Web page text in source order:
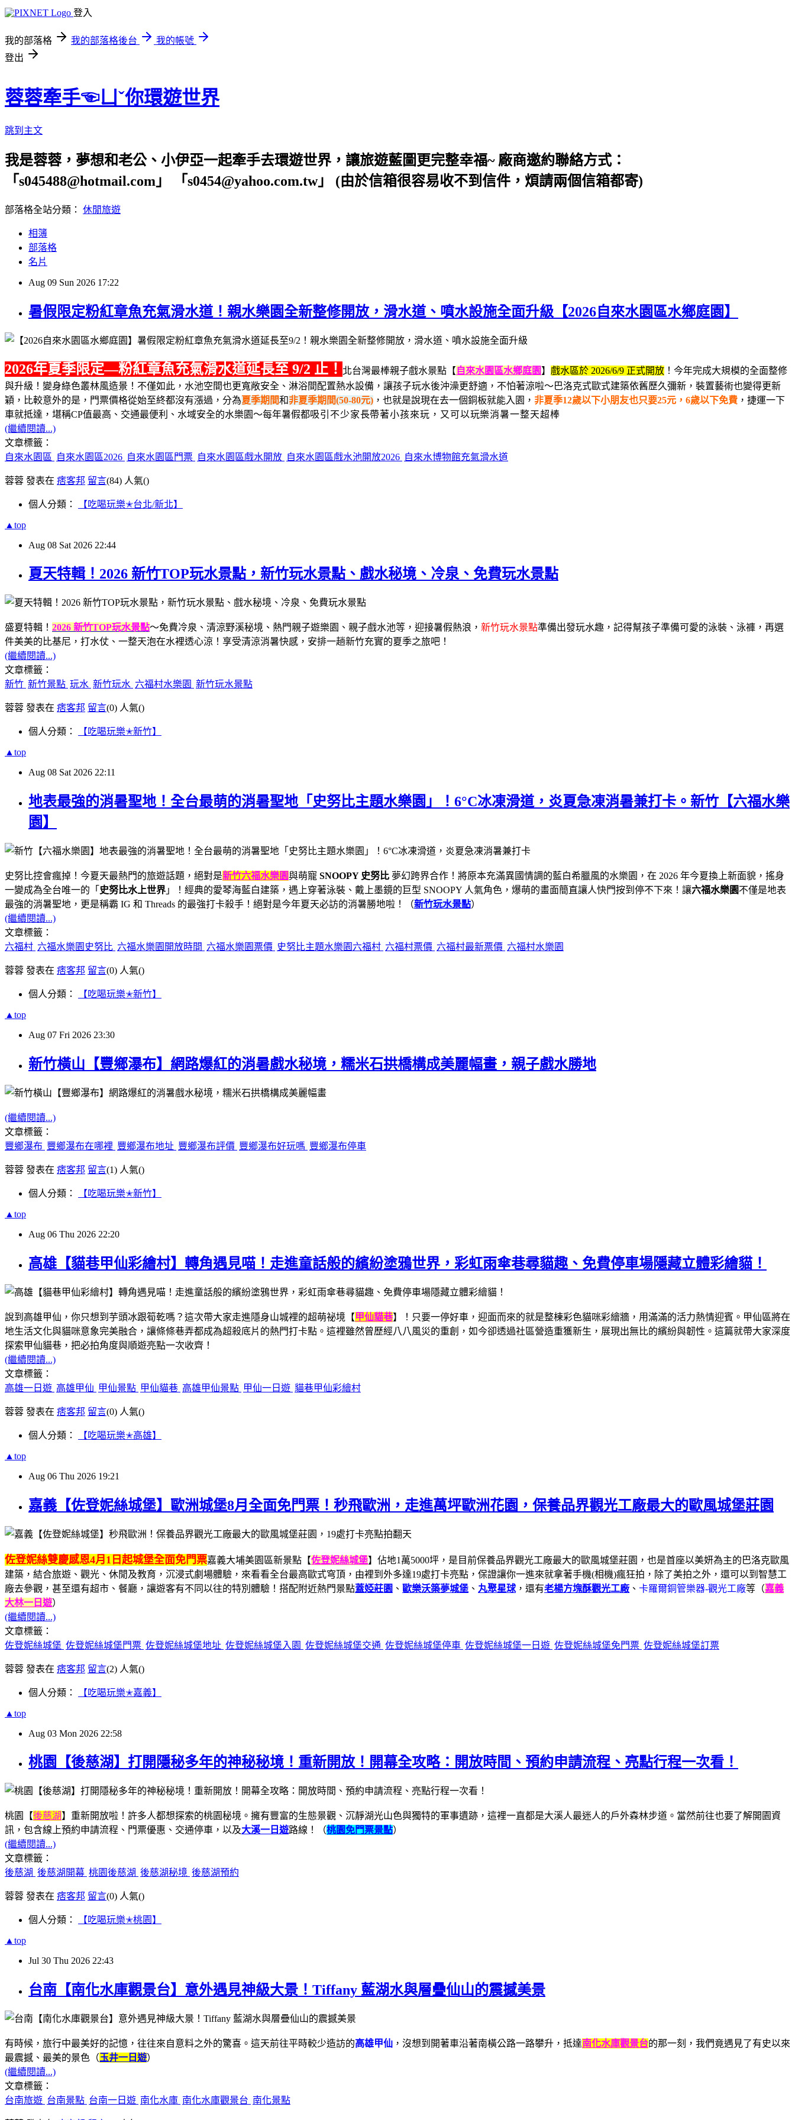
登入
我的部落格 我的部落格後台
我的帳號
登出
蓉蓉牽手☜ㄩˇ你環遊世界
跳到主文
我是蓉蓉，夢想和老公、小伊亞一起牽手去環遊世界，讓旅遊藍圖更完整幸福~ 廠商邀約聯絡方式：
「s045488@hotmail.com」 「s0454@yahoo.com.tw」 (由於信箱很容易收不到信件，煩請兩個信箱都寄)
部落格全站分類： 休閒旅遊
相簿
部落格
名片
Aug 09 Sun 2026 17:22
暑假限定粉紅章魚充氣滑水道！親水樂園全新整修開放，滑水道、噴水設施全面升級【2026自來水園區水鄉庭園】
2026年夏季限定—粉紅章魚充氣滑水道延長至 9/2 止！ 北台灣最棒親子戲水景點【 自來水園區水鄉庭園】 戲水區於 2026/6/9 正式開放 ！今年完成大規模的全面整修
與升級！變身綠色叢林風造景！不僅如此，水池空間也更寬敞安全、淋浴間配置熱水設備，讓孩子玩水後沖澡更舒適，不怕著涼啦～巴洛克式歐式建築依舊歷久彌新，裝置藝術也變得更新
穎，比較意外的是，門票價格從始至終都沒有漲過，分為夏季期間和非夏季期間(50-80元) ，也就是說現在去一個銅板就能入園， 非夏季12歲以下小朋友也只要25元，6歲以下免費 ，捷運一下
車就抵達，堪稱CP值最高、交通最便利、水域安全的水樂園～每年暑假都吸引不少家長帶著小孩來玩， 又可以玩樂消暑一整天超棒
(繼續閱讀...)
文章標籤：
自來水園區
自來水園區2026 自來水園區門票 自來水園區戲水開放 自來水園區戲水池開放2026 自來水博物館充氣滑水道
蓉蓉 發表在 痞客邦 留言(84) 人氣()
個人分類： 【吃喝玩樂✭台北/新北】
▲top
Aug 08 Sat 2026 22:44
夏天特輯！2026 新竹TOP玩水景點，新竹玩水景點、戲水秘境、冷泉、免費玩水景點
盛夏特輯！ 2026 新竹TOP玩水景點～免費冷泉 、清涼野溪秘境、熱門親子遊樂園、親子戲水池等， 迎接暑假熱浪， 新竹玩水景點準備出發玩水趣，記得幫孩子準備可愛的泳裝、泳褲，再選
件美美的比基尼，打水仗、一整天泡在水裡透心涼！享受清涼消暑快感，安排一趟新竹充實的夏季之旅吧！
(繼續閱讀...)
文章標籤：
新竹 新竹景點 玩水 新竹玩水 六福村水樂園 新竹玩水景點
蓉蓉 發表在 痞客邦 留言(0) 人氣()
個人分類： 【吃喝玩樂✭新竹】
▲top
Aug 08 Sat 2026 22:11
地表最強的消暑聖地！全台最萌的消暑聖地「史努比主題水樂園」！6°C冰凍滑道，炎夏急凍消暑兼打卡。新竹【六福水樂
園】
史努比控會瘋掉！今夏天最熱門的旅遊話題，絕對是新竹六福水樂園與萌寵 SNOOPY 史努比 夢幻跨界合作！將原本充滿異國情調的藍白希臘風的水樂園，在 2026 年今夏換上新面貌，搖身
一變成為全台唯一的「 史努比水上世界 」！經典的愛琴海藍白建築，遇上穿著泳裝、戴上墨鏡的巨型 SNOOPY 人氣角色，爆萌的畫面簡直讓人快門按到停不下來！讓六福水樂園不僅是地表
最強的消暑聖地，更是稱霸 IG 和 Threads 的最強打卡殺手！絕對是今年夏天必訪的消暑勝地啦！
（新竹玩水景點）
(繼續閱讀...)
文章標籤：
六福村 六福水樂園史努比 六福水樂園開放時間 六福水樂園票價 史努比主題水樂園六福村 六福村票價 六福村最新票價 六福村水樂園
蓉蓉 發表在 痞客邦 留言(0) 人氣()
個人分類： 【吃喝玩樂✭新竹】
▲top
Aug 07 Fri 2026 23:30
新竹橫山【豐鄉瀑布】網路爆紅的消暑戲水秘境，糯米石拱橋構成美麗幅畫，親子戲水勝地
(繼續閱讀...)
文章標籤：
豐鄉瀑布 豐鄉瀑布在哪裡 豐鄉瀑布地址 豐鄉瀑布評價 豐鄉瀑布好玩嗎 豐鄉瀑布停車
蓉蓉 發表在 痞客邦 留言(1) 人氣()
個人分類： 【吃喝玩樂✭新竹】
▲top
Aug 06 Thu 2026 22:20
高雄【貓巷甲仙彩繪村】轉角遇見喵！走進童話般的繽紛塗鴉世界，彩虹雨傘巷尋貓趣、免費停車場隱藏立體彩繪貓！
說到高雄甲仙，你只想到芋頭冰跟筍乾嗎？這次帶大家走進隱身山城裡的超萌祕境【甲仙貓巷】！只要一停好車，迎面而來的就是整棟彩色貓咪彩繪牆，用滿滿的活力熱情迎賓。甲仙區將在
地生活文化與貓咪意象完美融合，讓條條巷弄都成為超殺底片的熱門打卡點。這裡雖然曾歷經八八風災的重創，如今卻透過社區營造重獲新生，展現出無比的繽紛與韌性。這篇就帶大家深度
探索甲仙貓巷，把必拍角度與順遊亮點一次收齊！
(繼續閱讀...)
文章標籤：
高雄一日遊 高雄甲仙 甲仙景點 甲仙貓巷 高雄甲仙景點 甲仙一日遊 貓巷甲仙彩繪村
蓉蓉 發表在 痞客邦 留言(0) 人氣()
個人分類： 【吃喝玩樂✭高雄】
▲top
Aug 06 Thu 2026 19:21
嘉義【佐登妮絲城堡】歐洲城堡8月全面免門票！秒飛歐洲，走進萬坪歐洲花園，保養品界觀光工廠最大的歐風城堡莊園
佐登妮絲雙慶感恩4月1日起城堡全面免門票嘉義大埔美園區新景點【佐登妮絲城堡】佔地1萬5000坪，是目前保養品界觀光工廠最大的歐風城堡莊園，也是首座以美妍為主的巴洛克歐風
建築，結合旅遊、觀光、休閒及教育，沉浸式劇場體驗，來看看全台最高歐式穹頂，由裡到外多達19處打卡亮點，保證讓你一進來就拿著手機(相機)瘋狂拍，除了美拍之外，還可以到智慧工
廠去參觀，甚至還有超市、餐廳，讓遊客有不同以往的特別體驗！搭配附近熱門景點蓋婭莊園 、 歐樂沃築夢城堡 、 丸聚星球 ，還有老楊方塊酥觀光工廠 、 卡羅爾銅管樂器-觀光工廠等（嘉義
大林一日遊）
(繼續閱讀...)
文章標籤：
佐登妮絲城堡 佐登妮絲城堡門票 佐登妮絲城堡地址 佐登妮絲城堡入園 佐登妮絲城堡交通 佐登妮絲城堡停車 佐登妮絲城堡一日遊 佐登妮絲城堡免門票 佐登妮絲城堡訂票
蓉蓉 發表在 痞客邦 留言(2) 人氣()
個人分類： 【吃喝玩樂✭嘉義】
▲top
Aug 03 Mon 2026 22:58
桃園【後慈湖】打開隱秘多年的神秘秘境！重新開放！開幕全攻略：開放時間、預約申請流程、亮點行程一次看！
桃園【後慈湖】重新開放啦！許多人都想探索的桃園秘境。擁有豐富的生態景觀、沉靜湖光山色與獨特的軍事遺跡，這裡一直都是大溪人最迷人的戶外森林步道。當然前往也要了解開園資
訊，包含線上預約申請流程、門票優惠、交通停車，以及大溪一日遊路線！（桃園免門票景點）
(繼續閱讀...)
文章標籤：
後慈湖 後慈湖開幕 桃園後慈湖 後慈湖秘境 後慈湖預約
蓉蓉 發表在 痞客邦 留言(0) 人氣()
個人分類： 【吃喝玩樂✭桃園】
▲top
Jul 30 Thu 2026 22:43
台南【南化水庫觀景台】意外遇見神級大景！Tiffany 藍湖水與層疊仙山的震撼美景
有時候，旅行中最美好的記憶，往往來自意料之外的驚喜。這天前往平時較少造訪的高雄甲仙 ，沒想到開著車沿著南橫公路一路攀升，抵達南化水庫觀景台的那一刻，我們竟遇見了有史以來
最震撼、最美的景色（玉井一日遊）
(繼續閱讀...)
文章標籤：
台南旅遊 台南景點 台南一日遊 南化水庫 南化水庫觀景台 南化景點